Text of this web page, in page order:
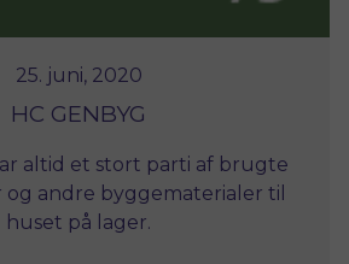
25. juni, 2020
HC GENBYG
altid et stort parti af brugte
og andre byggematerialer til
huset på lager.